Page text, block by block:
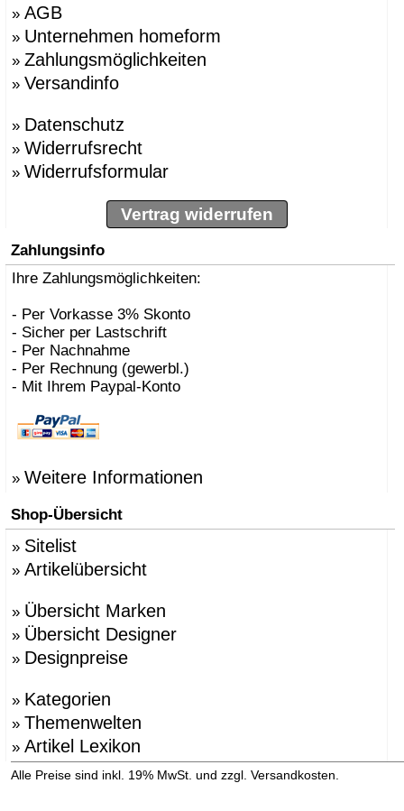
» AGB
» Unternehmen homeform
» Zahlungsmöglichkeiten
» Versandinfo
» Datenschutz
» Widerrufsrecht
» Widerrufsformular
Vertrag widerrufen
Zahlungsinfo
Ihre Zahlungsmöglichkeiten:
- Per Vorkasse 3% Skonto
- Sicher per Lastschrift
- Per Nachnahme
- Per Rechnung (gewerbl.)
- Mit Ihrem Paypal-Konto
» Weitere Informationen
Shop-Übersicht
» Sitelist
» Artikelübersicht
» Übersicht Marken
» Übersicht Designer
» Designpreise
» Kategorien
» Themenwelten
» Artikel Lexikon
Alle Preise sind inkl. 19% MwSt. und zzgl. Versandkosten.